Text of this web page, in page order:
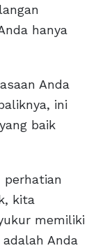
hanya
Anda
ini
baik
perhatian
kita
memiliki
Anda